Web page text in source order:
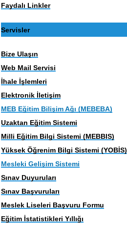
Faydalı Linkler
Servisler
Bize Ulaşın
Web Mail Servisi
İhale İşlemleri
Elektronik İletişim
MEB Eğitim Bilişim Ağı (MEBEBA)
Uzaktan Eğitim Sistemi
Milli Eğitim Bilgi Sistemi (MEBBIS)
Yüksek Öğrenim Bilgi Sistemi (YOBİS)
Mesleki Gelişim Sistemi
Sınav Duyuruları
Sınav Başvuruları
Meslek Liseleri Başvuru Formu
Eğitim İstatistikleri Yıllığı